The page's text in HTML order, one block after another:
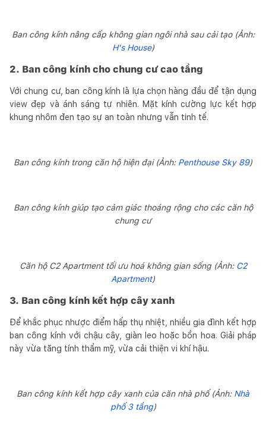
Ban công kính nâng cấp không gian ngôi nhà sau cải tạo (Ảnh:
H's House)
2. Ban công kính cho chung cư cao tầng
Với chung cư, ban công kính là lựa chọn hàng đầu để tận dụng
view đẹp và ánh sáng tự nhiên. Mặt kính cường lực kết hợp
khung nhôm đen tạo sự an toàn nhưng vẫn tinh tế.
Ban công kính trong căn hộ hiện đại (Ảnh: Penthouse Sky 89)
Ban công kính giúp tạo cảm giác thoáng rộng cho các căn hộ
chung cư
Căn hộ C2 Apartment tối ưu hoá không gian sống (Ảnh: C2
Apartment)
3. Ban công kính kết hợp cây xanh
Để khắc phục nhược điểm hấp thụ nhiệt, nhiều gia đình kết hợp
ban công kính với chậu cây, giàn leo hoặc bồn hoa. Giải pháp
này vừa tăng tính thẩm mỹ, vừa cải thiện vi khí hậu.
Ban công kính kết hợp cây xanh của căn nhà phố (Ảnh: Nhà
phố 3 tầng)